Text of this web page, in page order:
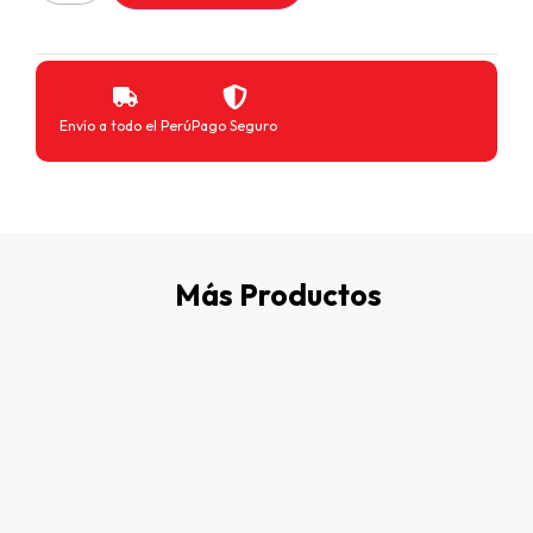
Envío a todo el PerúPago Seguro
Más Productos